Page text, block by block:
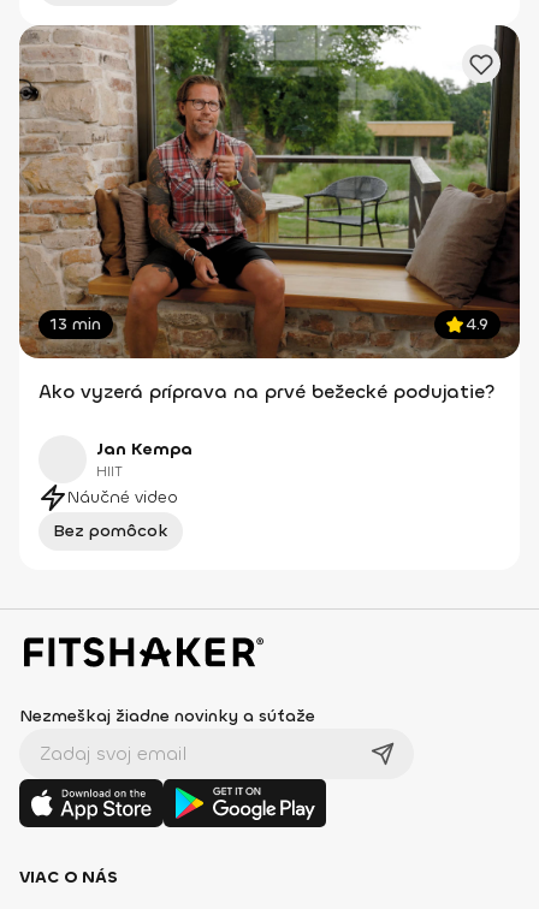
13 min 4.9
Ako vyzerá príprava na prvé bežecké podujatie?
Jan Kempa
HIIT
Náučné video
Bez pomôcok
Nezmeškaj žiadne novinky a súťaže
VIAC O NÁS